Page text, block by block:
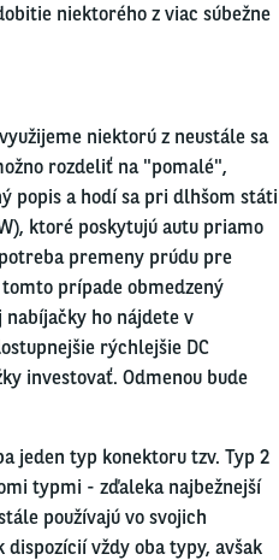
niektorého z viac súbežne
niektorú z neustále sa
rozdeliť na "pomalé",
popis a hodí sa pri dlhšom státi
ktoré poskytujú autu priamo
premeny prúdu pre
prípade obmedzený
ho nájdete v
rýchlejšie DC
investovať. Odmenou bude
jeden typ konektoru tzv. Typ 2
typmi - zďaleka najbežnejší
používajú vo svojich
vždy oba typy, avšak